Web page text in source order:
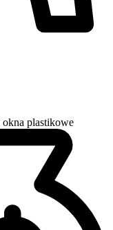
okna plastikowe